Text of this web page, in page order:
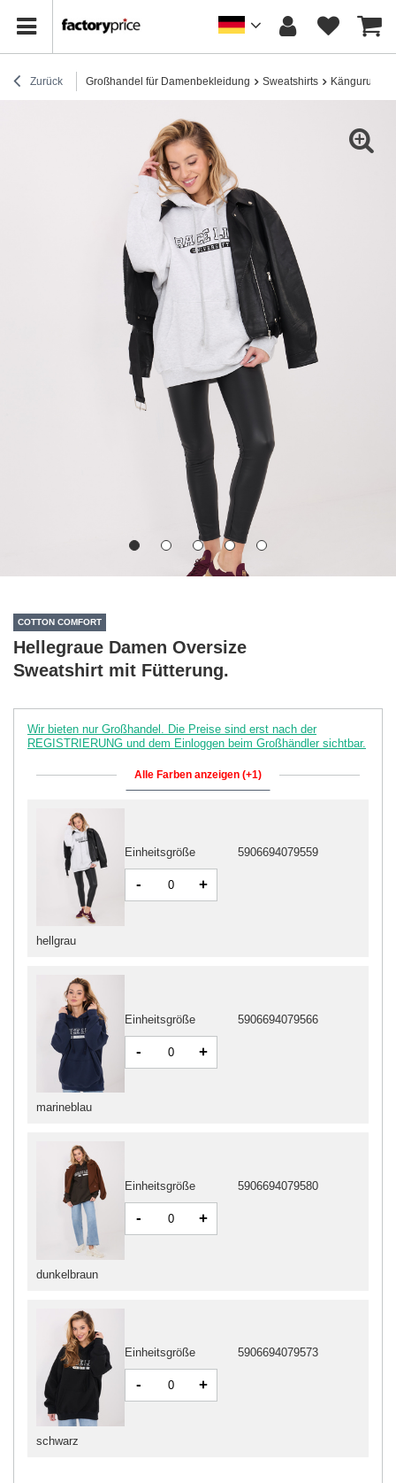
Zurück Großhandel für Damenbekleidung Sweatshirts Känguru-
COTTON COMFORT
Hellegraue Damen Oversize
Sweatshirt mit Fütterung.
Wir bieten nur Großhandel. Die Preise sind erst nach der
REGISTRIERUNG und dem Einloggen beim Großhändler sichtbar.
Alle Farben anzeigen (+1)
marineblau
Einheitsgröße 5906694079566
- +
dunkelbraun
Einheitsgröße 5906694079580
- +
schwarz
Einheitsgröße 5906694079573
- +
hellgrau
Einheitsgröße 5906694079559
- +